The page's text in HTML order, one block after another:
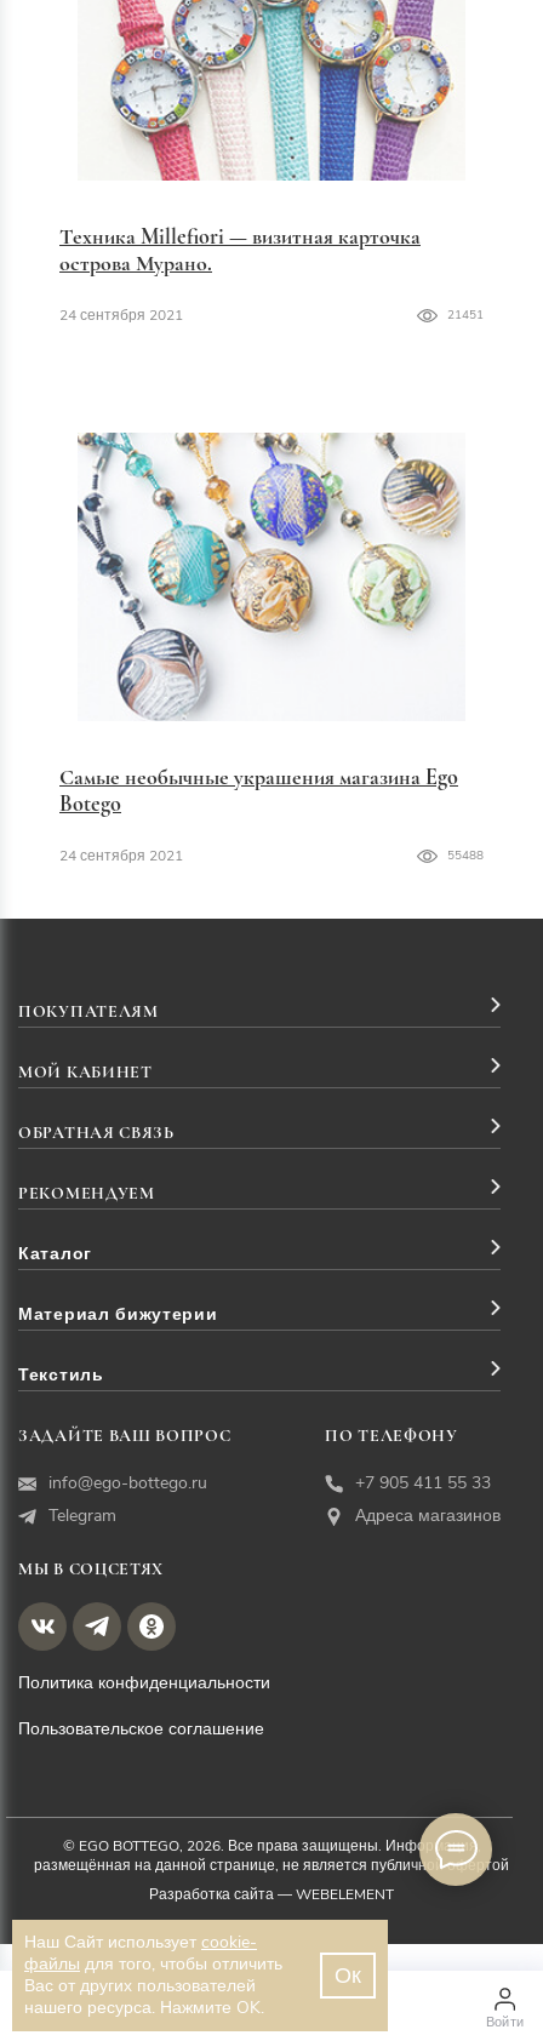
2 900 ₽
Техника Millefiori — визитная карточка
острова Мурано.
24 сентября 2021 21451
Самые необычные украшения магазина Ego
Botego
24 сентября 2021 55488
Войти
ПОКУПАТЕЛЯМ
МОЙ КАБИНЕТ
ОБРАТНАЯ СВЯЗЬ
РЕКОМЕНДУЕМ
Каталог
Материал бижутерии
Текстиль
ЗАДАЙТЕ ВАШ ВОПРОС
info@ego-bottego.ru
Telegram
ПО ТЕЛЕФОНУ
+7 905 411 55 33
Адреса магазинов
МЫ В СОЦСЕТЯХ
Политика конфиденциальности
Пользовательское соглашение
© EGO BOTTEGO, 2026. Все права защищены. Информация,
размещённая на данной странице, не является публичной офертой
Разработка сайта —WEBELEMENT
Наш Сайт использует cookie-
файлы для того, чтобы отличить
Вас от других пользователей
нашего ресурса. Нажмите OK.
Ок